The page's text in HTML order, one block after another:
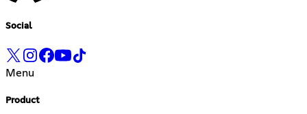
Social
Menu
Product